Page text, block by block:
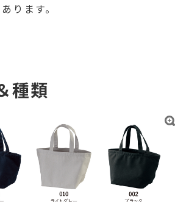
ります。
種類